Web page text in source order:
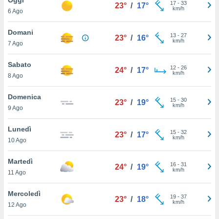
è
al sito
di
ci
di
il
un
la
nella
6 Ago
23° / 17° 17- 33
km/h
Domani
7 Ago
23° / 16° 13- 27
km/h
Sabato
8 Ago
24° / 17° 12- 26
km/h
Domenica
9 Ago
23° / 19° 15- 30
km/h
Lunedì
10 Ago
23° / 17° 15- 32
km/h
Martedì
11 Ago
24° / 19° 16- 31
km/h
Mercoledì
12 Ago
23° / 18° 19- 37
km/h